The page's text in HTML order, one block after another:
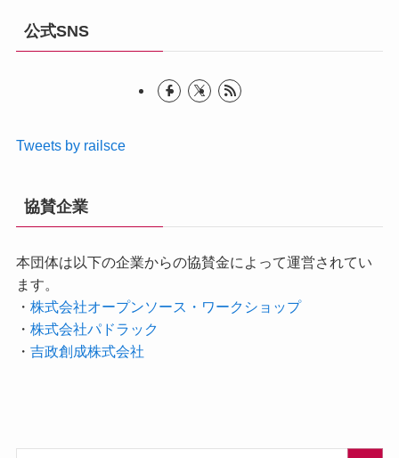
公式SNS
Tweets by railsce
協賛企業
本団体は以下の企業からの協賛金によって運営されてい
ます。
・ 株式会社オープンソース・ワークショップ
・ 株式会社パドラック
・ 吉政創成株式会社